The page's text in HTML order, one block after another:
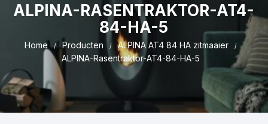
ALPINA-RASENTRAKTOR-AT4-
84-HA-5
Home Producten
ALPINA AT4 84 HA zitmaaier
ALPINA-Rasentraktor-AT4-84-HA-5